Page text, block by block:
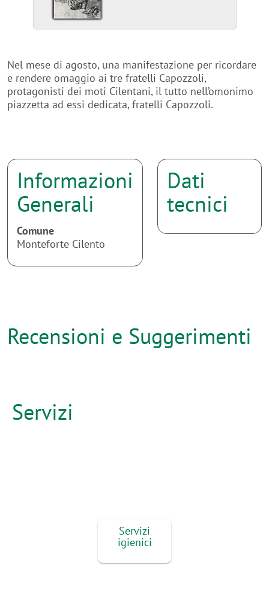
Nel mese di agosto, una manifestazione per ricordare
e rendere omaggio ai tre fratelli Capozzoli,
protagonisti dei moti Cilentani, il tutto nell’omonimo
piazzetta ad essi dedicata, fratelli Capozzoli.
Informazioni
Generali
Comune
Monteforte Cilento
Dati
tecnici
Recensioni e Suggerimenti
Servizi
Servizi
igienici